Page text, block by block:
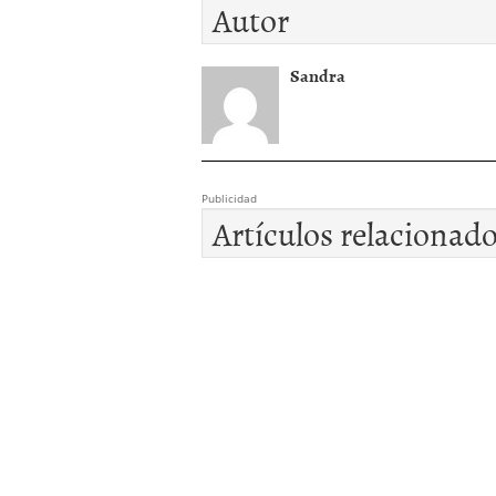
Autor
Sandra
Publicidad
Artículos